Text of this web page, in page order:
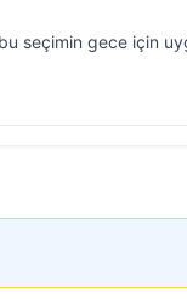
seçimin gece için